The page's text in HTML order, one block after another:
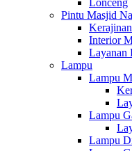
Lonceng
Pintu Masjid
Interior
Layanan
Lampu
Lampu
Lampu
Lampu